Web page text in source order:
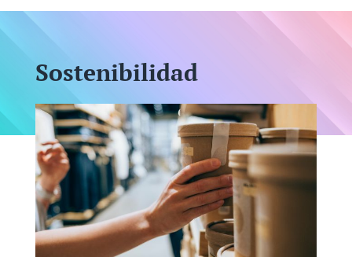
Sostenibilidad